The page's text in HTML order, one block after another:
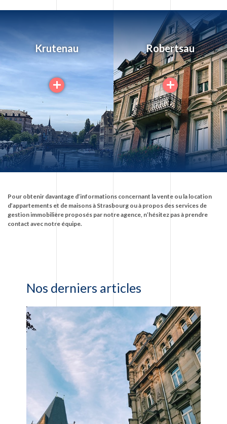
Krutenau Robertsau
Pour obtenir davantage d’informations concernant la vente ou la location
d’appartements et de maisons à Strasbourg ou à propos des services de
gestion immobilière proposés par notre agence, n’hésitez pas à prendre
contact avec notre équipe.
Nos derniers articles